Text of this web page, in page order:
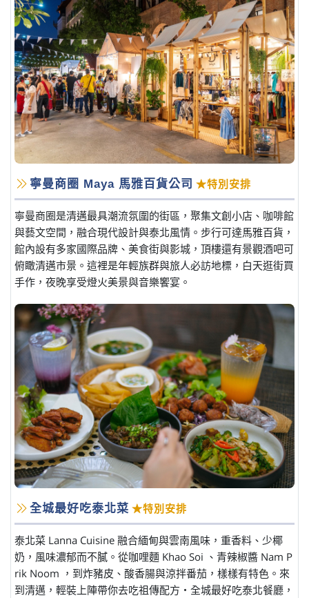
寧曼商圈 Maya 馬雅百貨公司 ★特別安排
寧曼商圈是清邁最具潮流氛圍的街區，聚集文創小店、咖啡館
與藝文空間，融合現代設計與泰北風情。步行可達馬雅百貨，
館內設有多家國際品牌、美食街與影城，頂樓還有景觀酒吧可
俯瞰清邁市景。這裡是年輕族群與旅人必訪地標，白天逛街買
手作，夜晚享受燈火美景與音樂饗宴。
全城最好吃泰北菜 ★特別安排
泰北菜 Lanna Cuisine 融合緬甸與雲南風味，重香料、少椰
奶，風味濃郁而不膩。從咖哩麵 Khao Soi 、青辣椒醬 Nam P
rik Noom ，到炸豬皮、酸香腸與涼拌番茄，樣樣有特色。來
到清邁，輕裝上陣帶你去吃祖傳配方・全城最好吃泰北餐廳，